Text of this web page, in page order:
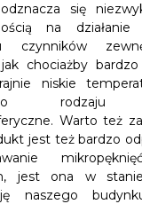
się
na działanie
czynników
chociażby bardzo
niskie
rodzaju
Warto też
jest też bardzo
jest ona w
naszego